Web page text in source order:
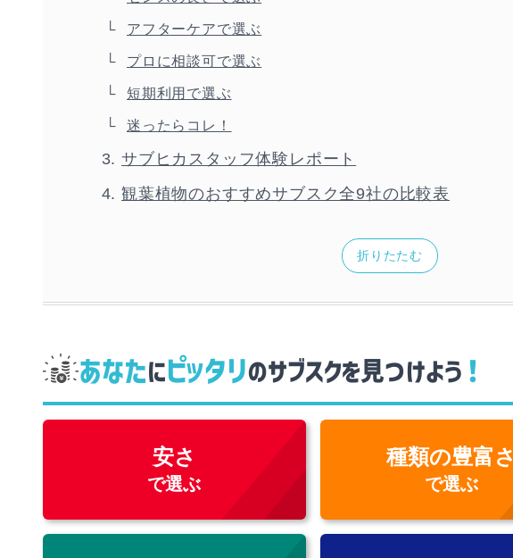
アフターケアで選ぶ
プロに相談可で選ぶ
短期利用で選ぶ
迷ったらコレ！
サブヒカスタッフ体験レポート
観葉植物のおすすめサブスク全9社の比較表
折りたたむ
あなたにピッタリのサブスクを見つけよう ！
安さ
で選ぶ
種類の豊富さ
で選ぶ